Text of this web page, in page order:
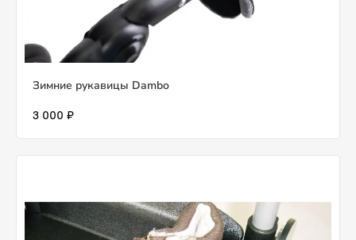
Зимние рукавицы Dambo
3 000 ₽